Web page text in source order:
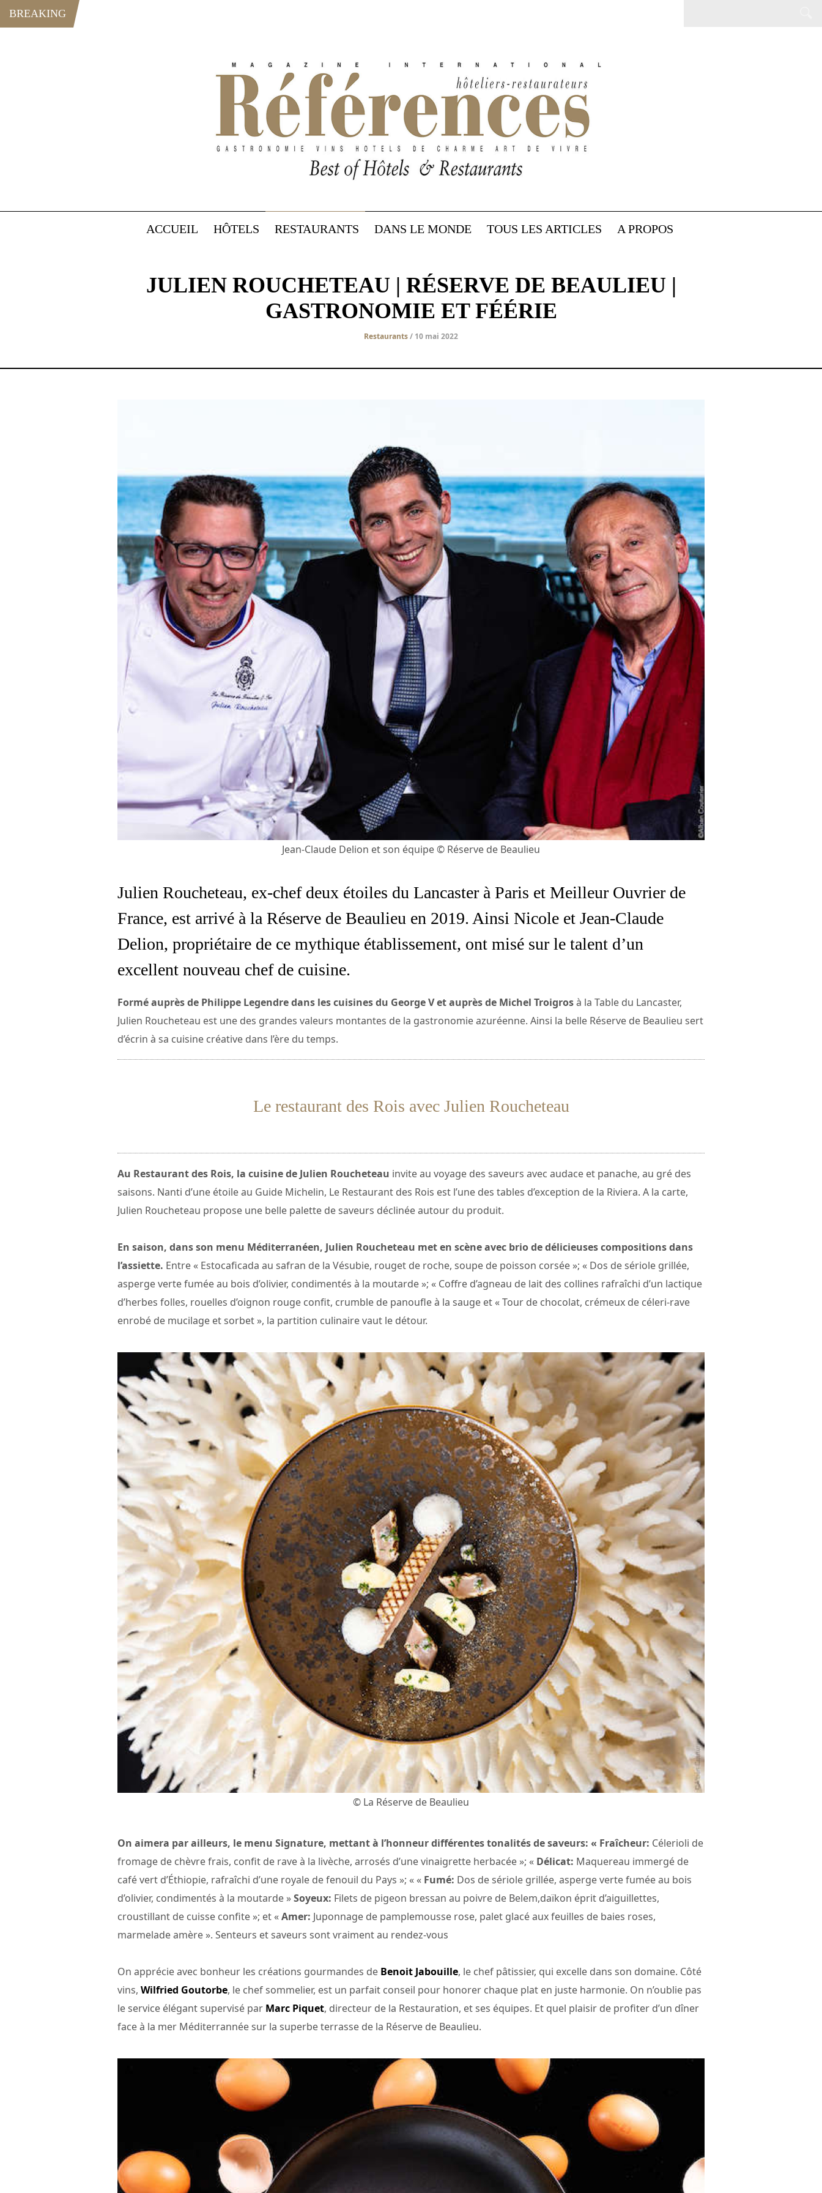
BREAKING
ACCUEIL HÔTELS RESTAURANTS DANS LE MONDE TOUS LES ARTICLES A PROPOS
JULIEN ROUCHETEAU | RÉSERVE DE BEAULIEU |
GASTRONOMIE ET FÉÉRIE
Restaurants/ 10 mai 2022
Jean-Claude Delion et son équipe © Réserve de Beaulieu
Julien Roucheteau, ex-chef deux étoiles du Lancaster à Paris et Meilleur Ouvrier de
France, est arrivé à la Réserve de Beaulieu en 2019. Ainsi Nicole et Jean-Claude
Delion, propriétaire de ce mythique établissement, ont misé sur le talent d’un
excellent nouveau chef de cuisine.
Formé auprès de Philippe Legendre dans les cuisines du George V et auprès de Michel Troigrosà la Table du Lancaster,
Julien Roucheteau est une des grandes valeurs montantes de la gastronomie azuréenne. Ainsi la belle Réserve de Beaulieu sert
d’écrin à sa cuisine créative dans l’ère du temps.
Le restaurant des Rois avec Julien Roucheteau
Au Restaurant des Rois, la cuisine de Julien Roucheteau invite au voyage des saveurs avec audace et panache, au gré des
saisons. Nanti d’une étoile au Guide Michelin, Le Restaurant des Rois est l’une des tables d’exception de la Riviera. A la carte,
Julien Roucheteau propose une belle palette de saveurs déclinée autour du produit.
En saison, dans son menu Méditerranéen, Julien Roucheteau met en scène avec brio de délicieuses compositions dans
l’assiette. Entre « Estocaficada au safran de la Vésubie, rouget de roche, soupe de poisson corsée »; « Dos de sériole grillée,
asperge verte fumée au bois d’olivier, condimentés à la moutarde »; « Coffre d’agneau de lait des collines rafraîchi d’un lactique
d’herbes folles, rouelles d’oignon rouge confit, crumble de panoufle à la sauge et « Tour de chocolat, crémeux de céleri-rave
enrobé de mucilage et sorbet », la partition culinaire vaut le détour.
© La Réserve de Beaulieu
On aimera par ailleurs, le menu Signature, mettant à l’honneur différentes tonalités de saveurs: « Fraîcheur: Célerioli de
fromage de chèvre frais, confit de rave à la livèche, arrosés d’une vinaigrette herbacée »; « Délicat: Maquereau immergé de
café vert d’Éthiopie, rafraîchi d’une royale de fenouil du Pays »; « « Fumé: Dos de sériole grillée, asperge verte fumée au bois
d’olivier, condimentés à la moutarde »Soyeux: Filets de pigeon bressan au poivre de Belem,daïkon éprit d’aiguillettes,
croustillant de cuisse confite »; et «Amer: Juponnage de pamplemousse rose, palet glacé aux feuilles de baies roses,
marmelade amère ». Senteurs et saveurs sont vraiment au rendez-vous
On apprécie avec bonheur les créations gourmandes de Benoit Jabouille, le chef pâtissier, qui excelle dans son domaine. Côté
vins, Wilfried Goutorbe, le chef sommelier, est un parfait conseil pour honorer chaque plat en juste harmonie. On n’oublie pas
le service élégant supervisé par Marc Piquet, directeur de la Restauration, et ses équipes. Et quel plaisir de profiter d’un dîner
face à la mer Méditerrannée sur la superbe terrasse de la Réserve de Beaulieu.